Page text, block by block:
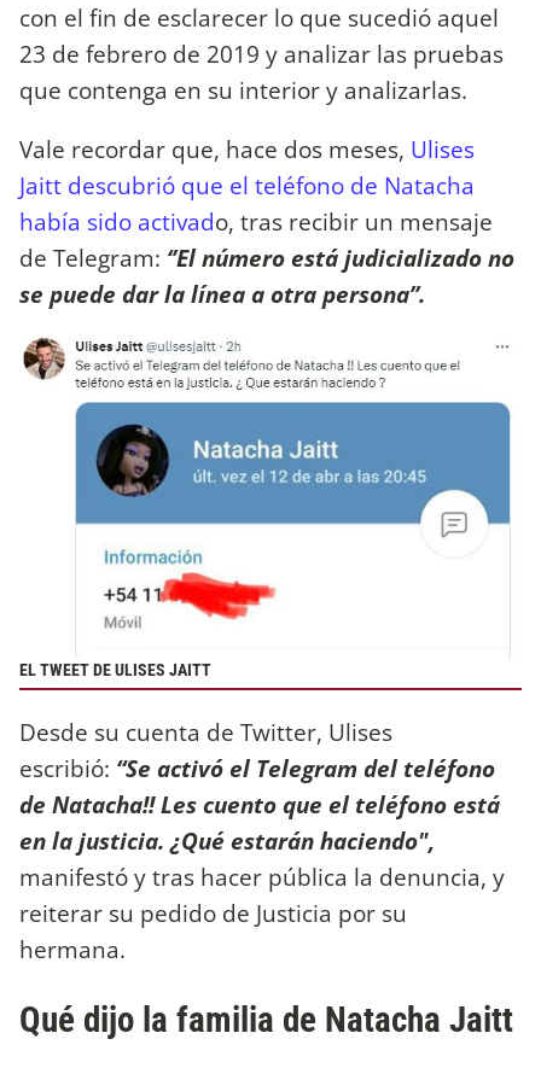
con el fin de esclarecer lo que sucedió aquel
23 de febrero de 2019 y analizar las pruebas
que contenga en su interior y analizarlas.
Vale recordar que, hace dos meses, Ulises
Jaitt descubrió que el teléfono de Natacha
había sido activado, tras recibir un mensaje
de Telegram: ‘’El número está judicializado no
se puede dar la línea a otra persona’’.
EL TWEET DE ULISES JAITT
Desde su cuenta de Twitter, Ulises
escribió: “Se activó el Telegram del teléfono
de Natacha!! Les cuento que el teléfono está
en la justicia. ¿Qué estarán haciendo",
manifestó y tras hacer pública la denuncia, y
reiterar su pedido de Justicia por su
hermana.
Qué dijo la familia de Natacha Jaitt